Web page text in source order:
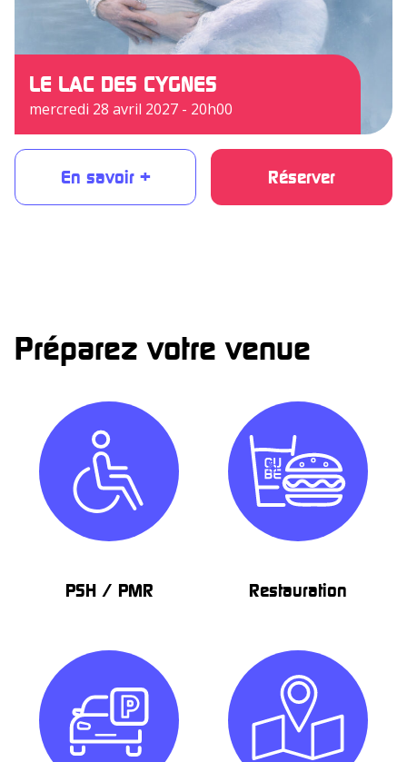
LE LAC DES CYGNES
mercredi 28 avril 2027 - 20h00
En savoir + Réserver
Préparez votre venue
PSH / PMR Restauration